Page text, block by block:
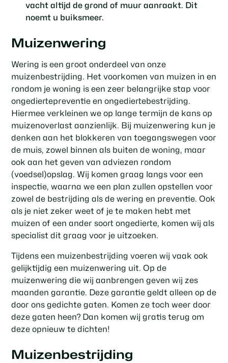
vacht altijd de grond of muur aanraakt. Dit
noemt u buiksmeer.
Muizenwering
Wering is een groot onderdeel van onze
muizenbestrijding. Het voorkomen van muizen in en
rondom je woning is een zeer belangrijke stap voor
ongediertepreventie en ongediertebestrijding.
Hiermee verkleinen we op lange termijn de kans op
muizenoverlast aanzienlijk. Bij muizenwering kun je
denken aan het blokkeren van toegangswegen voor
de muis, zowel binnen als buiten de woning, maar
ook aan het geven van adviezen rondom
(voedsel)opslag. Wij komen graag langs voor een
inspectie, waarna we een plan zullen opstellen voor
zowel de bestrijding als de wering en preventie. Ook
als je niet zeker weet of je te maken hebt met
muizen of een ander soort ongedierte, komen wij als
specialist dit graag voor je uitzoeken.
Tijdens een muizenbestrijding voeren wij vaak ook
gelijktijdig een muizenwering uit. Op de
muizenwering die wij aanbrengen geven wij zes
maanden garantie. Deze garantie geldt alleen op de
door ons gedichte gaten. Komen ze toch weer door
deze gaten heen? Dan komen wij gratis terug om
deze opnieuw te dichten!
Muizenbestrijding